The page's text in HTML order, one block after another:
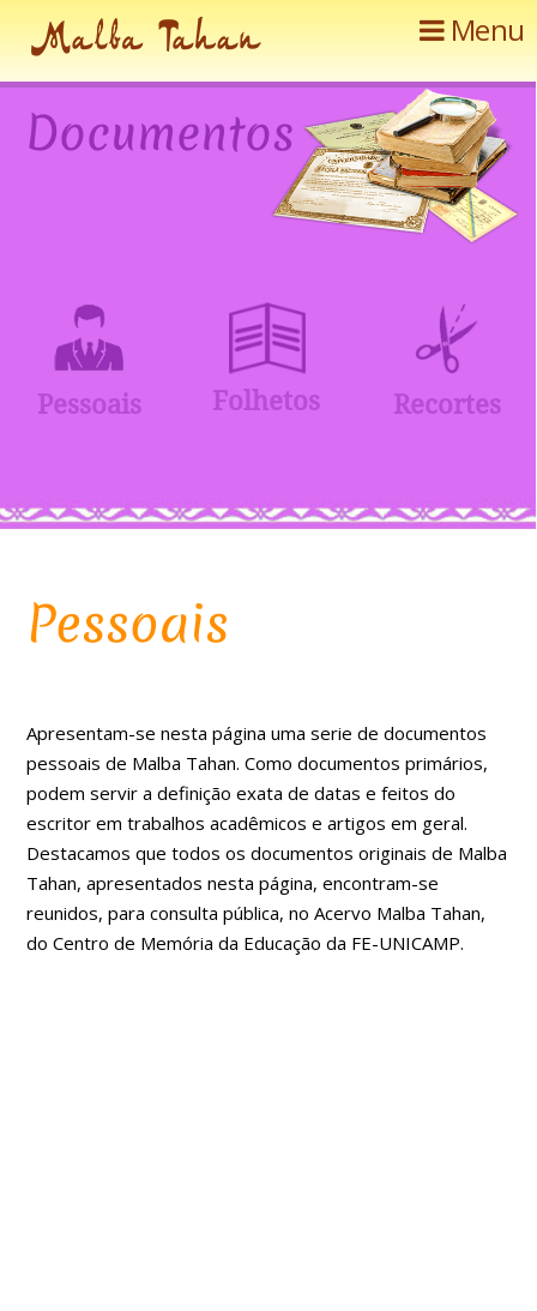
Menu
Documentos
Pessoais Folhetos Recortes
Pessoais
Apresentam-se nesta página uma serie de documentos
pessoais de Malba Tahan. Como documentos primários,
podem servir a definição exata de datas e feitos do
escritor em trabalhos acadêmicos e artigos em geral.
Destacamos que todos os documentos originais de Malba
Tahan, apresentados nesta página, encontram-se
reunidos, para consulta pública, no Acervo Malba Tahan,
do Centro de Memória da Educação da FE-UNICAMP.